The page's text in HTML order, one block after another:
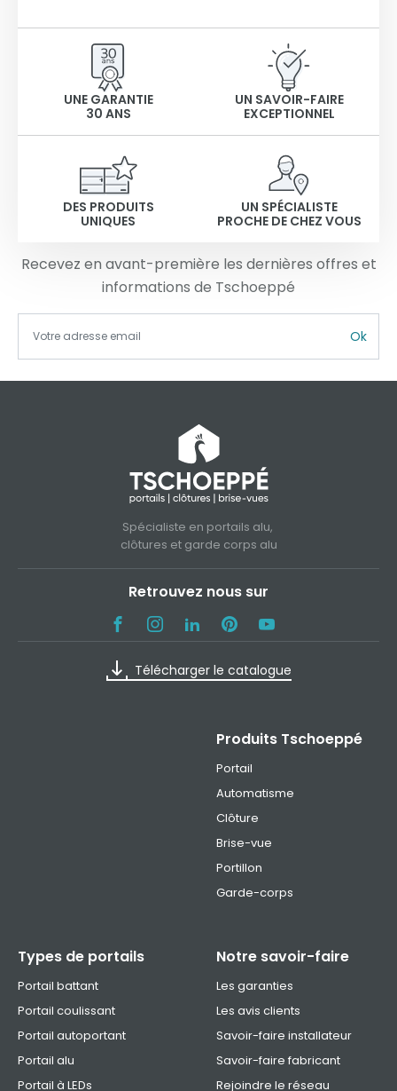
UNE GARANTIE
30 ANS
UN SAVOIR-FAIRE
EXCEPTIONNEL
DES PRODUITS
UNIQUES
UN SPÉCIALISTE
PROCHE DE CHEZ VOUS
Recevez en avant-première les dernières offres et
informations de Tschoeppé
Ok
Spécialiste en portails alu,
clôtures et garde corps alu
Retrouvez nous sur
Télécharger le catalogue
Produits Tschoeppé
Portail
Automatisme
Clôture
Brise-vue
Portillon
Garde-corps
Types de portails
Portail battant
Portail coulissant
Portail autoportant
Portail alu
Portail à LEDs
Notre savoir-faire
Les garanties
Les avis clients
Savoir-faire installateur
Savoir-faire fabricant
Rejoindre le réseau